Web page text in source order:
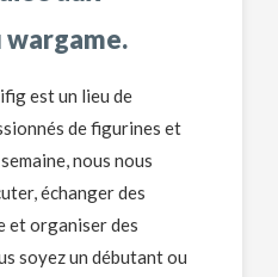
est un lieu de
de figurines et
nous nous
échanger des
et organiser des
soyez un débutant ou